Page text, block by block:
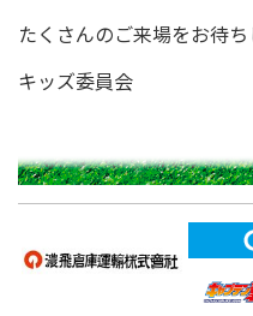
たくさんのご来場をお待ち
キッズ委員会